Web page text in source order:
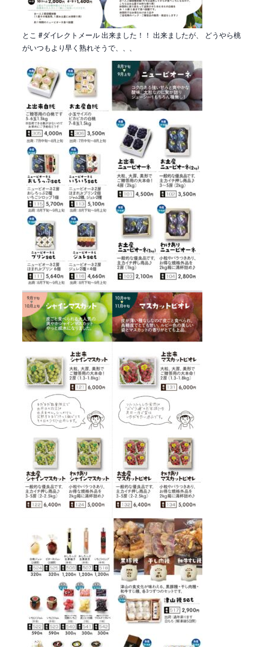
とこ #ダイレクトメール 出来ました！！ 出来ましたが、 どうやら桃
がいつもより早く熟れそうで、、、